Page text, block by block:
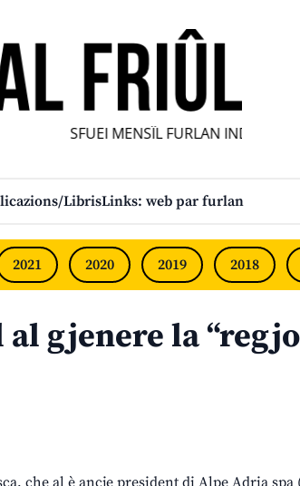
SFUEI MENSÎL FURLAN
LibrisLinks: web par furlan
2021 2020 2019 2018
gjenere la